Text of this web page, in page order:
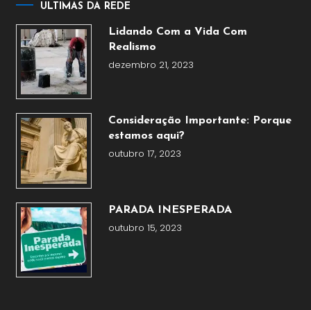
ULTIMAS DA REDE
Lidando Com a Vida Com
Realismo
dezembro 21, 2023
Consideração Importante: Porque
estamos aqui?
outubro 17, 2023
PARADA INESPERADA
outubro 15, 2023